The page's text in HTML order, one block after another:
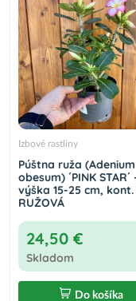
Izbové rastliny
Púštna ruža (Adenium
obesum) ´PINK STAR´
výška 15-25 cm, kont.
RUŽOVÁ
24,50 €
Skladom
Do košíka